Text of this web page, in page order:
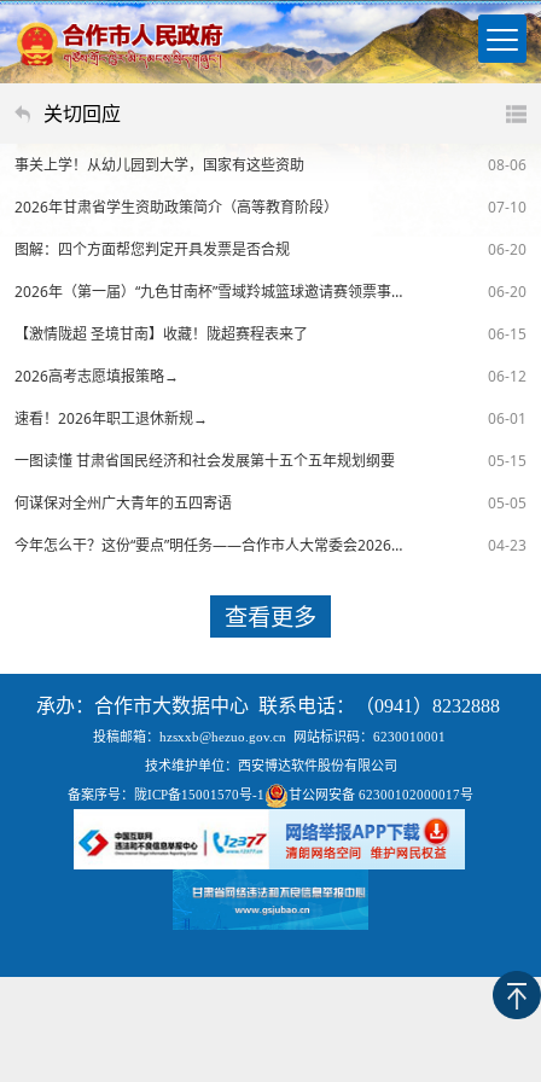
关切回应
事关上学！从幼儿园到大学，国家有这些资助 08-06
2026年甘肃省学生资助政策简介（高等教育阶段） 07-10
图解：四个方面帮您判定开具发票是否合规 06-20
2026年（第一届）“九色甘南杯”雪域羚城篮球邀请赛领票事宜通知 06-20
【激情陇超 圣境甘南】收藏！陇超赛程表来了 06-15
2026高考志愿填报策略→ 06-12
速看！2026年职工退休新规→ 06-01
一图读懂 甘肃省国民经济和社会发展第十五个五年规划纲要 05-15
何谋保对全州广大青年的五四寄语 05-05
今年怎么干？这份“要点”明任务——合作市人大常委会2026年度工作要点述评 04-23
查看更多
承办：合作市大数据中心 联系电话：（0941）8232888
投稿邮箱：hzsxxb@hezuo.gov.cn
网站标识码：6230010001
技术维护单位：西安博达软件股份有限公司
备案序号：
陇ICP备15001570号-1 甘公网安备 62300102000017号